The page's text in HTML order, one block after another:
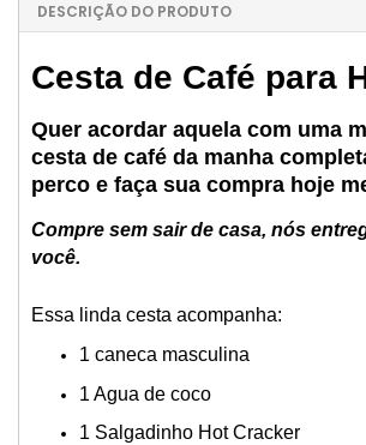
DESCRIÇÃO DO PRODUTO
Cesta de Café para
Quer acordar aquela com uma
cesta de café da manha
perco e faça sua compra hoje
Compre sem sair de casa, nós
você.
Essa linda cesta acompanha:
1 caneca masculina
1 Agua de coco
1 Salgadinho Hot Cracker